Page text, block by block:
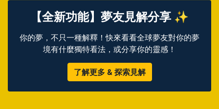
【全新功能】夢友見解分享 ✨
你的夢，不只一種解釋！快來看看全球夢友對你的夢
境有什麼獨特看法，或分享你的靈感！
了解更多 & 探索見解